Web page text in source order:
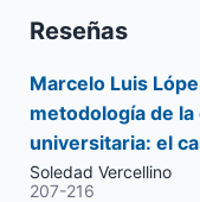
Reseñas
Marcelo Luis
metodología de
universitaria: el
Soledad Vercellino
207-216